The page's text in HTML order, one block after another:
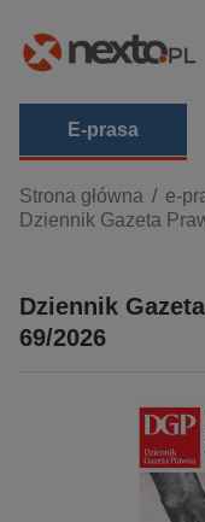
E-prasa
Kategorie
Zobacz wszystkie E-
biznesowe,
edukacja
hobby, sport,
komputery,
Strona główna e-
Dziennik Gazeta
Dziennik
69/2026